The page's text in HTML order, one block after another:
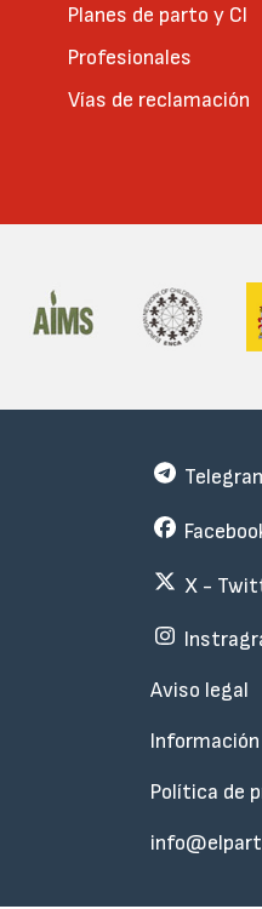
Planes de parto y CI
Profesionales
Vías de reclamación
Subfooter
X -
Aviso legal
Política de